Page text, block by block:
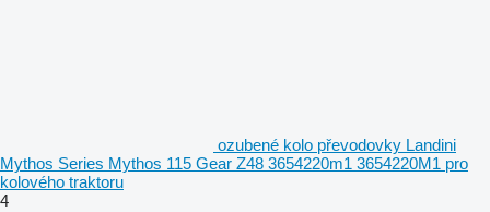
ozubené kolo převodovky Landini
Mythos Series Mythos 115 Gear Z48 3654220m1 3654220M1 pro
kolového traktoru
4